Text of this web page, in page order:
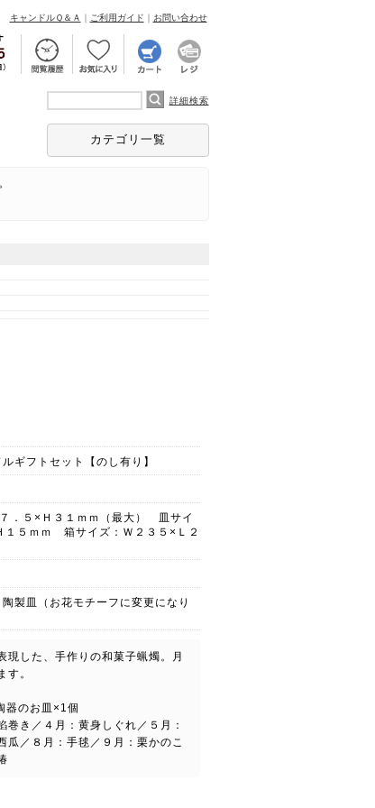
キャンドルＱ＆Ａ ｜ ご利用ガイド ｜ お問い合わせ
詳細検索
カテゴリ一覧
ギフトセット【のし有り】
．５×Ｈ３１ｍｍ（最大） 皿サイ
１５ｍｍ 箱サイズ：Ｗ２３５×Ｌ２
製皿（お花モチーフに変更になり
現した、手作りの和菓子蝋燭。月
。
器のお皿×1個
巻き／４月：黄身しぐれ／５月：
瓜／８月：手毬／９月：栗かのこ